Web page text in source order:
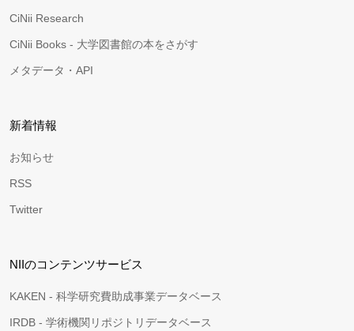
CiNii Research
CiNii Books - 大学図書館の本をさがす
メタデータ・API
新着情報
お知らせ
RSS
Twitter
NIIのコンテンツサービス
KAKEN - 科学研究費助成事業データベース
IRDB - 学術機関リポジトリデータベース